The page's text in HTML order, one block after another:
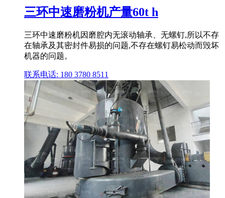
三环中速磨粉机产量60t h
三环中速磨粉机因磨腔内无滚动轴承、无螺钉,所以不存
在轴承及其密封件易损的问题,不存在螺钉易松动而毁坏
机器的问题。
联系电话: 180 3780 8511